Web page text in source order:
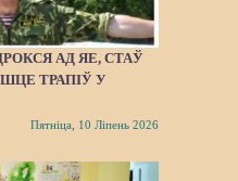
АД ЯЕ, СТАЎ
ТРАПІЎ У
Пятніца, 10 Ліпень 2026